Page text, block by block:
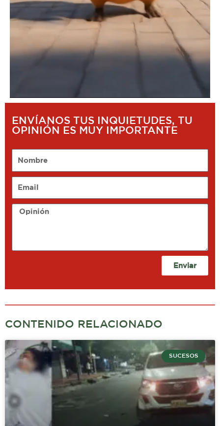
ENVÍANOS TUS INQUIETUDES, TU
OPINIÓN ES MUY IMPORTANTE
Opinión
Enviar
CONTENIDO RELACIONADO
SUCESOS